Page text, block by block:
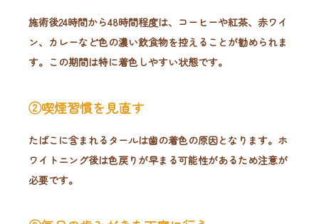
施術後24時間から48時間程度は、コーヒーや紅茶、赤ワイ
ン、カレーなど色の濃い飲食物を控えることが勧められま
す。この期間は特に着色しやすい状態です。
②喫煙習慣を見直す
たばこに含まれるタールは歯の着色の原因となります。ホ
ワイトニング後は色戻りが早まる可能性があるため注意が
必要です。